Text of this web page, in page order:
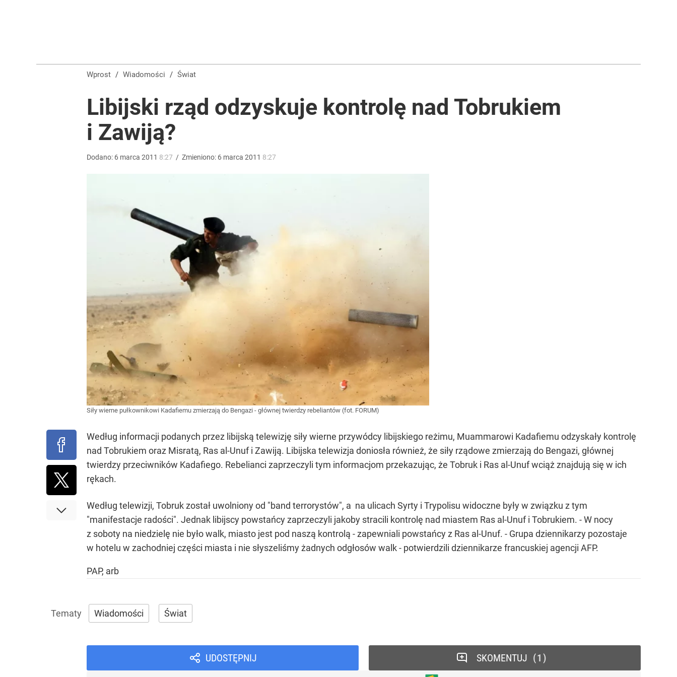
Zełenski mógłby stracić władzę? Najnowszy sondaż pokazuje nastroje Ukraińców
Morawiecki powoła partię. Chce współpracy z Mentzenem. „Jestem otwarty”
Wprost / Wiadomości / Świat
Libijski rząd odzyskuje kontrolę nad Tobrukiem
i Zawiją?
Dodano: 6 marca 2011 8:27 / Zmieniono: 6 marca 2011 8:27
Siły wierne pułkownikowi Kadafiemu zmierzają do Bengazi - głównej twierdzy rebeliantów (fot. FORUM)
Według informacji podanych przez libijską telewizję siły wierne przywódcy libijskiego reżimu, Muammarowi Kadafiemu odzyskały kontrolę
nad Tobrukiem oraz Misratą, Ras al-Unuf i Zawiją. Libijska telewizja doniosła również, że siły rządowe zmierzają do Bengazi, głównej
twierdzy przeciwników Kadafiego. Rebelianci zaprzeczyli tym informacjom przekazując, że Tobruk i Ras al-Unuf wciąż znajdują się w ich
rękach.
Według telewizji, Tobruk został uwolniony od "band terrorystów", a na ulicach Syrty i Trypolisu widoczne były w związku z tym
"manifestacje radości". Jednak libijscy powstańcy zaprzeczyli jakoby stracili kontrolę nad miastem Ras al-Unuf i Tobrukiem. - W nocy
z soboty na niedzielę nie było walk, miasto jest pod naszą kontrolą - zapewniali powstańcy z Ras al-Unuf. - Grupa dziennikarzy pozostaje
w hotelu w zachodniej części miasta i nie słyszeliśmy żadnych odgłosów walk - potwierdzili dziennikarze francuskiej agencji AFP.
PAP, arb
Wiadomości Świat
UDOSTĘPNIJ SKOMENTUJ 1